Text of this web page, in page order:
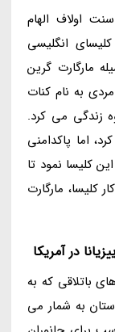
اولاف الهام
انگلیسی
مارگارت گرین
به نام کنات
زندگی می کرد.
اما پاکدامنی
کلیسا نمود تا
کلیسا، مارگارت
در آمریکا
باتلاقی که به
به شمار می